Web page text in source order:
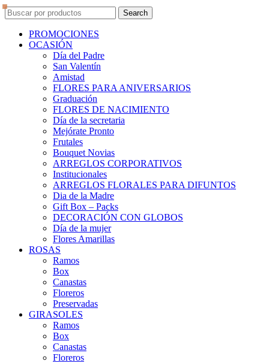
Search
PROMOCIONES
OCASIÓN
Día del Padre
San Valentín
Amistad
FLORES PARA ANIVERSARIOS
Graduación
FLORES DE NACIMIENTO
Día de la secretaria
Mejórate Pronto
Frutales
Bouquet Novias
ARREGLOS CORPORATIVOS
Institucionales
ARREGLOS FLORALES PARA DIFUNTOS
Dia de la Madre
Gift Box – Packs
DECORACIÓN CON GLOBOS
Día de la mujer
Flores Amarillas
ROSAS
Ramos
Box
Canastas
Floreros
Preservadas
GIRASOLES
Ramos
Box
Canastas
Floreros